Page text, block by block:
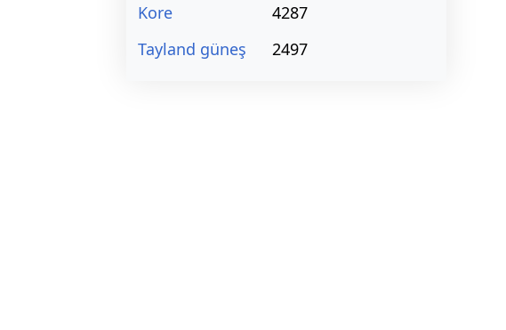
Kore
4287
Tayland güneş
2497